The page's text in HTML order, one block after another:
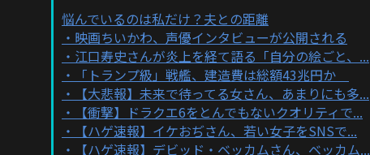
悩んでいるのは私だけ？夫との距離
映画ちいかわ、声優インタビューが公開される
江口寿史さんが炎上を経て語る「自分の絵ごと、...
「トランプ級」戦艦、建造費は総額43兆円か
【大悲報】未来で待ってる女さん、あまりにも多...
【衝撃】ドラクエ6をとんでもないクオリティで...
【ハゲ速報】イケおぢさん、若い女子をSNSで...
【ハゲ速報】デビッド・ベッカムさん、ベッカム...